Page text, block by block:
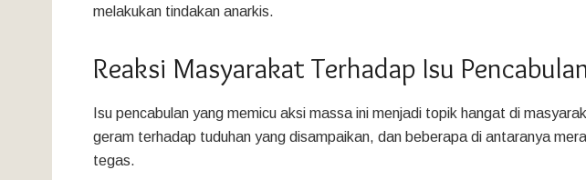
melakukan tindakan anarkis.
Reaksi Masyarakat Terhadap Isu
Isu pencabulan yang memicu aksi massa ini menjadi topik hangat di
geram terhadap tuduhan yang disampaikan, dan beberapa di antaranya
tegas.